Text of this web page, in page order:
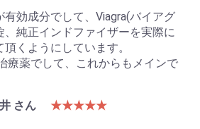
有効成分でして、Viagra(バイアグ
、純正インドファイザーを実際に
くようにしています。
療薬でして、これからもメインで
さん
★★★★★